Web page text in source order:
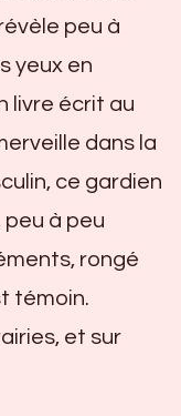
peu à
yeux en
livre écrit au
dans la
ce gardien
à peu
rongé
témoin.
et sur